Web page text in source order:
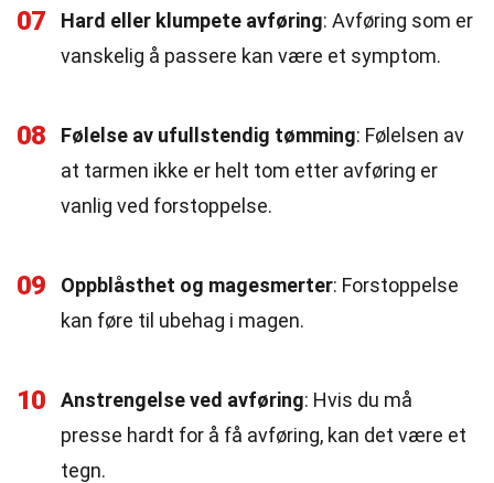
07 Hard eller klumpete avføring: Avføring som er
vanskelig å passere kan være et symptom.
08 Følelse av ufullstendig tømming: Følelsen av
at tarmen ikke er helt tom etter avføring er
vanlig ved forstoppelse.
09 Oppblåsthet og magesmerter: Forstoppelse
kan føre til ubehag i magen.
10 Anstrengelse ved avføring: Hvis du må
presse hardt for å få avføring, kan det være et
tegn.